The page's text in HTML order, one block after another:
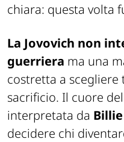
chiara: questa volta
La Jovovich non
guerriera ma una
costretta a scegliere
sacrificio. Il cuore
interpretata da
decidere chi